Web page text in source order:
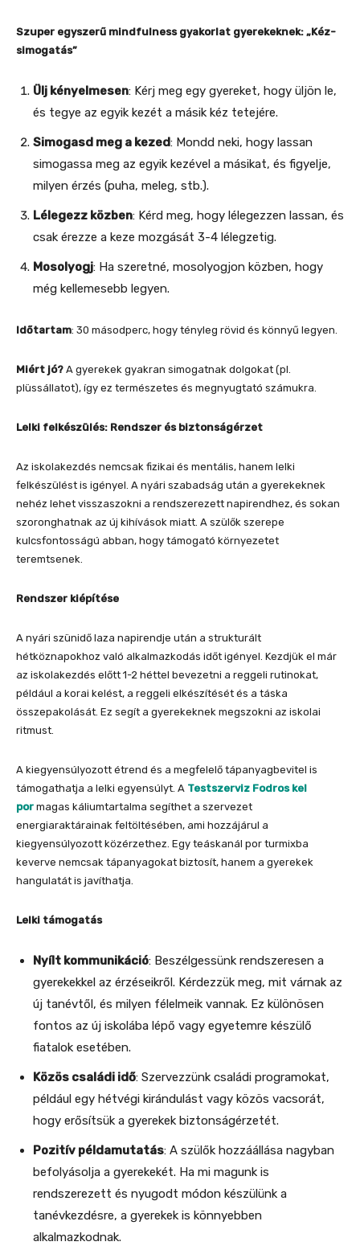
Szuper egyszerű mindfulness gyakorlat gyerekeknek: „Kéz-
simogatás”
Ülj kényelmesen: Kérj meg egy gyereket, hogy üljön le,
és tegye az egyik kezét a másik kéz tetejére.
Simogasd meg a kezed: Mondd neki, hogy lassan
simogassa meg az egyik kezével a másikat, és figyelje,
milyen érzés (puha, meleg, stb.).
Lélegezz közben: Kérd meg, hogy lélegezzen lassan, és
csak érezze a keze mozgását 3-4 lélegzetig.
Mosolyogj: Ha szeretné, mosolyogjon közben, hogy
még kellemesebb legyen.
Időtartam: 30 másodperc, hogy tényleg rövid és könnyű legyen.
Miért jó? A gyerekek gyakran simogatnak dolgokat (pl.
plüssállatot), így ez természetes és megnyugtató számukra.
Lelki felkészülés: Rendszer és biztonságérzet
Az iskolakezdés nemcsak fizikai és mentális, hanem lelki
felkészülést is igényel. A nyári szabadság után a gyerekeknek
nehéz lehet visszaszokni a rendszerezett napirendhez, és sokan
szoronghatnak az új kihívások miatt. A szülők szerepe
kulcsfontosságú abban, hogy támogató környezetet
teremtsenek.
Rendszer kiépítése
A nyári szünidő laza napirendje után a strukturált
hétköznapokhoz való alkalmazkodás időt igényel. Kezdjük el már
az iskolakezdés előtt 1-2 héttel bevezetni a reggeli rutinokat,
például a korai kelést, a reggeli elkészítését és a táska
összepakolását. Ez segít a gyerekeknek megszokni az iskolai
ritmust.
A kiegyensúlyozott étrend és a megfelelő tápanyagbevitel is
támogathatja a lelki egyensúlyt. A Testszerviz Fodros kel
por magas káliumtartalma segíthet a szervezet
energiaraktárainak feltöltésében, ami hozzájárul a
kiegyensúlyozott közérzethez. Egy teáskanál por turmixba
keverve nemcsak tápanyagokat biztosít, hanem a gyerekek
hangulatát is javíthatja.
Lelki támogatás
Nyílt kommunikáció: Beszélgessünk rendszeresen a
gyerekekkel az érzéseikről. Kérdezzük meg, mit várnak az
új tanévtől, és milyen félelmeik vannak. Ez különösen
fontos az új iskolába lépő vagy egyetemre készülő
fiatalok esetében.
Közös családi idő: Szervezzünk családi programokat,
például egy hétvégi kirándulást vagy közös vacsorát,
hogy erősítsük a gyerekek biztonságérzetét.
Pozitív példamutatás: A szülők hozzáállása nagyban
befolyásolja a gyerekekét. Ha mi magunk is
rendszerezett és nyugodt módon készülünk a
tanévkezdésre, a gyerekek is könnyebben
alkalmazkodnak.